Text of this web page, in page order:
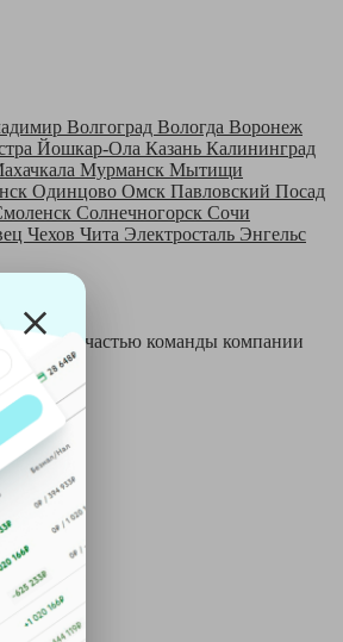
Волгоград Вологда Воронеж
Йошкар-Ола Казань Калининград
Мурманск Мытищи
Одинцово Омск Павловский Посад
Солнечногорск Сочи
Чехов Чита Электросталь Энгельс
частью команды компании